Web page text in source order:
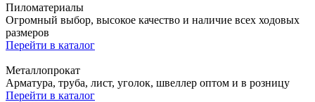
Пиломатериалы
Огромный выбор, высокое качество и наличие всех ходовых
размеров
Перейти в каталог
Металлопрокат
Арматура, труба, лист, уголок, швеллер оптом и в розницу
Перейти в каталог